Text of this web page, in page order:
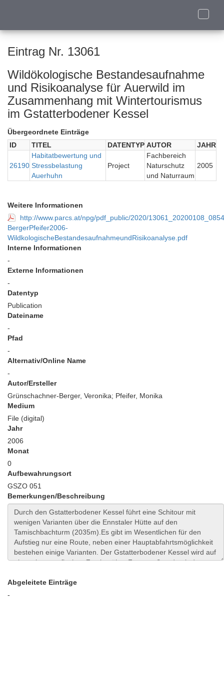
Toggle
Eintrag Nr. 13061
Wildökologische Bestandesaufnahme
und Risikoanalyse für Auerwild im
Zusammenhang mit Wintertourismus
im Gstatterbodener Kessel
Übergeordnete Einträge
ID
TITEL DATENTYP AUTOR JAHR
26190
Habitatbewertung und
Stressbelastung
Auerhuhn
Project
Fachbereich
Naturschutz
und Naturraum
2005
Weitere Informationen
http://www.parcs.at/npg/pdf_public/2020/
BergerPfeifer2006-
WildkologischeBestandesaufnahmeundRisikoanalyse.pdf
Interne Informationen
-
Externe Informationen
-
Datentyp
Publication
Dateiname
-
Pfad
-
Alternativ/Online Name
-
Autor/Ersteller
Grünschachner-Berger, Veronika; Pfeifer, Monika
Medium
File (digital)
Jahr
2006
Monat
0
Aufbewahrungsort
GSZO 051
Bemerkungen/Beschreibung
Abgeleitete Einträge
-